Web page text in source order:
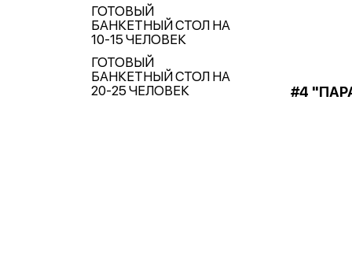
ГОТОВЫЙ
БАНКЕТНЫЙ СТОЛ НА
10-15 ЧЕЛОВЕК
ГОТОВЫЙ
БАНКЕТНЫЙ СТОЛ НА
20-25 ЧЕЛОВЕК
#4